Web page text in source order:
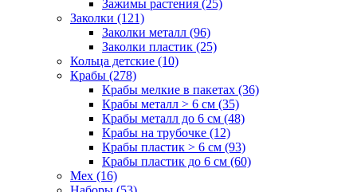
Зажимы растения (25)
Заколки (121)
Заколки металл (96)
Заколки пластик (25)
Кольца детские (10)
Крабы (278)
Крабы мелкие в пакетах (36)
Крабы металл > 6 см (35)
Крабы металл до 6 см (48)
Крабы на трубочке (12)
Крабы пластик > 6 см (93)
Крабы пластик до 6 см (60)
Мех (16)